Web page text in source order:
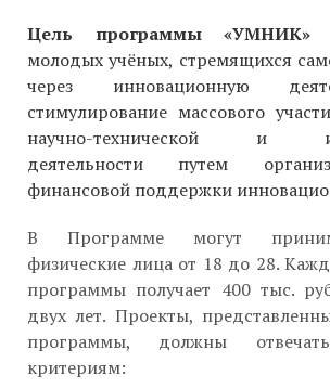
Цель программы «УМНИК»
молодых учёных, стремящихся
через инновационную
стимулирование массового
научно-технической и
деятельности путем
финансовой поддержки
В Программе могут
физические лица от 18 до 28.
программы получает 400 тыс.
двух лет. Проекты,
программы, должны
критериям: